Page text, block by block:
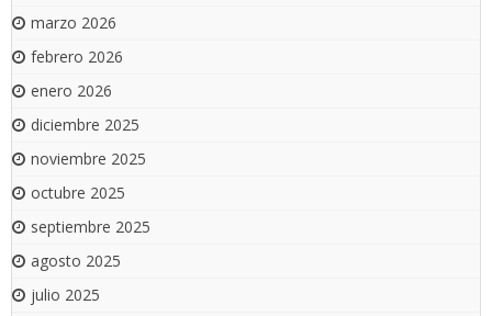
marzo 2026
febrero 2026
enero 2026
diciembre 2025
noviembre 2025
octubre 2025
septiembre 2025
agosto 2025
julio 2025